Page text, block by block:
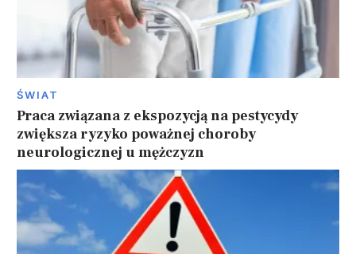
ŚWIAT
Praca związana z ekspozycją na pestycydy
zwiększa ryzyko poważnej choroby
neurologicznej u mężczyzn